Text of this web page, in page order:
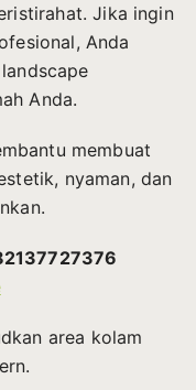
Jika ingin
Anda
Anda.
membuat
nyaman, dan
area kolam